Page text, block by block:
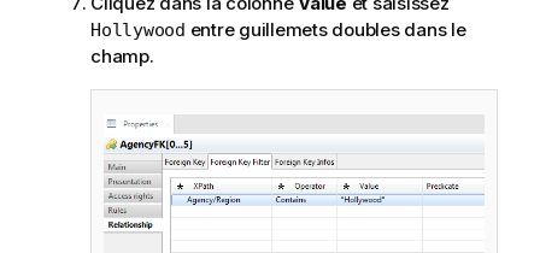
Hollywood entre guillemets doubles dans le
champ.